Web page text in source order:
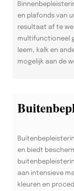
en plafonds van
resultaat af te
multifunctioneel
leem, kalk en
mogelijk aan de
en biedt
aan intensieve
kleuren en